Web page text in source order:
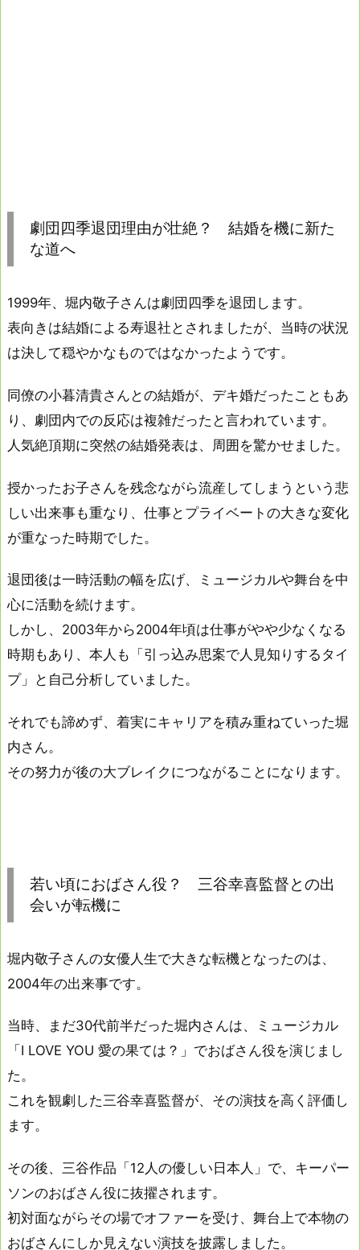
劇団四季退団理由が壮絶？ 結婚を機に新た
な道へ
1999年、堀内敬子さんは劇団四季を退団します。
表向きは結婚による寿退社とされましたが、当時の状況
は決して穏やかなものではなかったようです。
同僚の小暮清貴さんとの結婚が、デキ婚だったこともあ
り、劇団内での反応は複雑だったと言われています。
人気絶頂期に突然の結婚発表は、周囲を驚かせました。
授かったお子さんを残念ながら流産してしまうという悲
しい出来事も重なり、仕事とプライベートの大きな変化
が重なった時期でした。
退団後は一時活動の幅を広げ、ミュージカルや舞台を中
心に活動を続けます。
しかし、2003年から2004年頃は仕事がやや少なくなる
時期もあり、本人も「引っ込み思案で人見知りするタイ
プ」と自己分析していました。
それでも諦めず、着実にキャリアを積み重ねていった堀
内さん。
その努力が後の大ブレイクにつながることになります。
若い頃におばさん役？ 三谷幸喜監督との出
会いが転機に
堀内敬子さんの女優人生で大きな転機となったのは、
2004年の出来事です。
当時、まだ30代前半だった堀内さんは、ミュージカル
「I LOVE YOU 愛の果ては？」でおばさん役を演じまし
た。
これを観劇した三谷幸喜監督が、その演技を高く評価し
ます。
その後、三谷作品「12人の優しい日本人」で、キーパー
ソンのおばさん役に抜擢されます。
初対面ながらその場でオファーを受け、舞台上で本物の
おばさんにしか見えない演技を披露しました。